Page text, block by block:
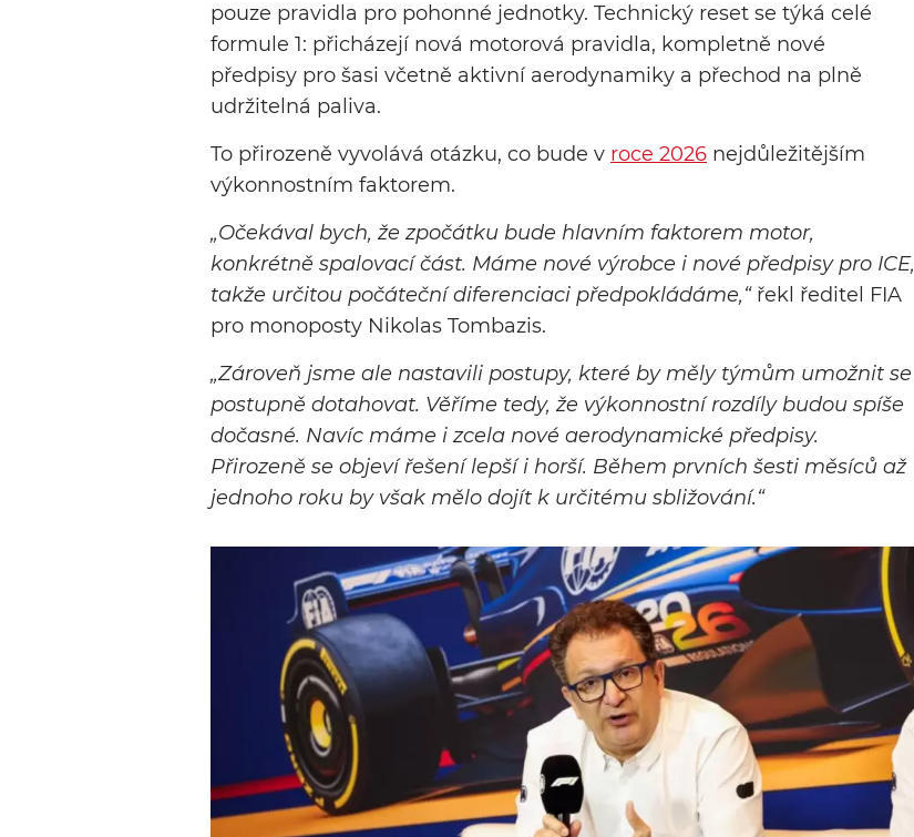
pouze pravidla pro pohonné jednotky. Technický reset se týká celé
formule 1: přicházejí nová motorová pravidla, kompletně nové
předpisy pro šasi včetně aktivní aerodynamiky a přechod na plně
udržitelná paliva.
To přirozeně vyvolává otázku, co bude v roce 2026 nejdůležitějším
výkonnostním faktorem.
„Očekával bych, že zpočátku bude hlavním faktorem motor,
konkrétně spalovací část. Máme nové výrobce i nové předpisy pro ICE,
takže určitou počáteční diferenciaci předpokládáme,“řekl ředitel FIA
pro monoposty Nikolas Tombazis.
„Zároveň jsme ale nastavili postupy, které by měly týmům umožnit se
postupně dotahovat. Věříme tedy, že výkonnostní rozdíly budou spíše
dočasné. Navíc máme i zcela nové aerodynamické předpisy.
Přirozeně se objeví řešení lepší i horší. Během prvních šesti měsíců až
jednoho roku by však mělo dojít k určitému sbližování.“